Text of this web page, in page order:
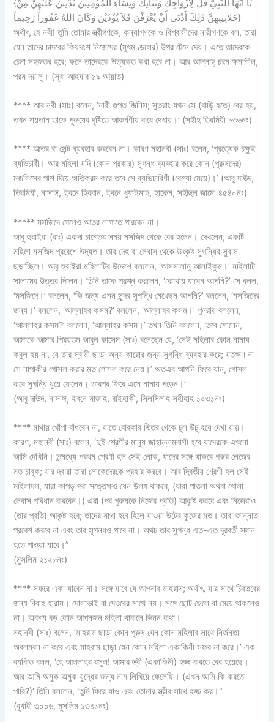
{يَا أَيُّهَا النَّبِيُّ قُلْ لِأَزْوَاجِكَ وَبَنَاتِكَ وَنِسَاءِ الْمُؤْمِنِينَ يُدْنِينَ عَلَيْهِنَّ مِنْ
جَلابِيبِهِنَّ ذَلِكَ أَدْنَى أَنْ يُعْرَفْنَ فَلاَ يُؤْذَيْنَ وَكَانَ اللهُ غَفُوراً رَحِيماً}
অর্থাৎ, হে নবী! তুমি তোমার স্ত্রীগণকে, কন্যাগণকে ও বিশ্বাসীদের নারীগণকে বল, তারা
যেন তাদের চাদরের কিয়দংশ নিজেদের (মুখমণ্ডলের) উপর টেনে দেয়। এতে তাদেরকে
চেনা সহজতর হবে; ফলে তাদেরকে উত্যক্ত করা হবে না। আর আল্লাহ্‌ চরম ক্ষমাশীল,
পরম দয়ালু। (সূরা আহযাব ৫৯ আয়াত)
**** আর নবী (সাঃ) বলেন, ‘নারী গুপ্ত জিনিস; সুতরাং যখন সে (বাড়ি হতে) বের হয়,
তখন শয়তান তাকে পুরুষের দৃষ্টিতে আকর্ষণীয় করে দেখায়।’ (সহীহ তিরমিযী ৯৩৬নং)
**** আতর বা সেন্ট ব্যবহার করবেন না। কারণ মহানবী (সাঃ) বলেন, ‘প্রত্যেক চক্ষুই
ব্যভিচারী। আর মহিলা যদি (কোন প্রকার) সুগন্ধ ব্যবহার করে কোন (পুরুষদের)
মজলিসের পাশ দিয়ে অতিক্রম করে তবে সে ব্যভিচারিণী (বেশ্যা মেয়ে)।’ (আবূ দাঊদ,
তিরমিযী, নাসাঈ, ইবনে হিব্বান, ইবনে খুযাইমাহ, হাকেম, সহীহুল জামে’ ৪৫৪০নং)
***** মসজিদে গেলেও আতর লাগাতে পারবেন না।
আবু হুরাইরা (রাঃ) একদা চাশ্তের সময় মসজিদ থেকে বের হলেন। দেখলেন, একটি
মহিলা মসজিদ প্রবেশে উদ্যত। তার দেহ বা লেবাস থেকে উৎকৃষ্ট সুগন্ধির সুবাস
ছড়াচ্ছিল। আবূ হুরাইরা মহিলাটির উদ্দেশে বললেন, ‘আসসালামু আলাইকুম।’ মহিলাটি
সালামের উত্তর দিলেন। তিনি তাকে প্রশ্ন করলেন, ‘কোথায় যাবেন আপনি?’ সে বলল,
‘মসজিদে।’ বললেন, ‘কি জন্য এমন সুন্দর সুগন্ধি মেখেছন আপনি?’ বললেন, ‘মসজিদের
জন্য।’ বললেন, ‘আল্লাহর কসম?’ বললেন, ‘আল্লাহর কসম।’ পুনরায় বললেন,
‘আল্লাহর কসম?’ বললেন, ‘আল্লাহর কসম।’ তখন তিনি বললেন, ‘তবে শোনেন,
আমাকে আমার প্রিয়তম আবুল কাসেম (সাঃ) বলেছেন যে, ‘সেই মহিলার কোন নামায
কবুল হয় না, যে তার স্বামী ছাড়া অন্য কারোর জন্য সুগন্ধি ব্যবহার করে; যতক্ষণ না
সে নাপাকীর গোসল করার মত গোসল করে নেয়।’ অতএব আপনি ফিরে যান, গোসল
করে সুগন্ধি ধুয়ে ফেলেন। তারপর ফিরে এসে নামায পড়েন।’
(আবূ দাঊদ, নাসাঈ, ইবনে মাজাহ, বাইহাকী, সিলসিলাহ সহীহাহ ১০৩১নং)
**** মাথায় খোঁপা বাঁধবেন না, যাতে বোরকার ভিতর থেকে চুল উঁচু হয়ে দেখা যায়।
কারণ, মহানবী (সাঃ) বলেন, ‘দুই শ্রেণীর মানুষ জাহান্নামবাসী হবে যাদেরকে এখনো
আমি দেখিনি। তন্মধ্যে প্রথম শ্রেণী হল সেই লোক, যাদের সঙ্গে থাকবে গরুর লেজের
মত চাবুক; যার দ্বারা তারা লোকেদেরকে প্রহার করবে। আর দ্বিতীয় শ্রেণী হল সেই
মহিলাদল, যারা কাপড় পরা সত্তেক্ষও যেন উলঙ্গ থাকবে, (যারা পাতলা অথবা খোলা
লেবাস পরিধান করবেন।) এরা (পর পুরুষকে নিজের প্রতি) আকৃষ্ট করবে এবং নিজেরাও
(তার প্রতি) আকৃষ্ট হবে; তাদের মাথা হবে হিলে যাওয়া উটের কুজের মত। তারা জান্নাত
প্রবেশ করবে না এবং তার সুগন্ধও পাবে না। অথচ তার সুগন্ধ এত-এত দূরবর্তী স্থান
হতে পাওয়া যাবে।”
(মুসলিম ২১২৮নং)
**** সফরে একা যাবেন না। সঙ্গে যাবে যে আপনার মাহরাম; অর্থাৎ, যার সাথে চিরতরের
জন্য বিবাহ হারাম। দোলাভাই বা দেওরের সাথে নয়। সঙ্গে ছোট ছেলে বা মেয়ে থাকলেও
না। অবশ্য বড় কোন আপনজন মহিলা থাকলে ভিন্ন কথা।
মহানবী (সাঃ) বলেন, ‘মাহরাম ছাড়া কোন পুরুষ যেন কোন মহিলার সাথে নির্জনতা
অবলম্বন না করে এবং মাহরাম ছাড়া যেন কোন মহিলা একাকিনী সফর না করে।’ এক
ব্যক্তি বলল, ‘হে আল্লাহর রসূল! আমার স্ত্রী (একাকিনী) হজ্জ করতে বের হয়েছে।
আর আমি অমুক অমুক যুদ্ধের জন্য নাম লিখিয়ে ফেলেছি। (এখন আমি কি করতে
পারি?)’ তিনি বললেন, ‘তুমি ফিরে যাও এবং তোমার স্ত্রীর সাথে হজ্জ কর।”
(বুখারী ৩০০৬, মুসলিম ১৩৪১নং)